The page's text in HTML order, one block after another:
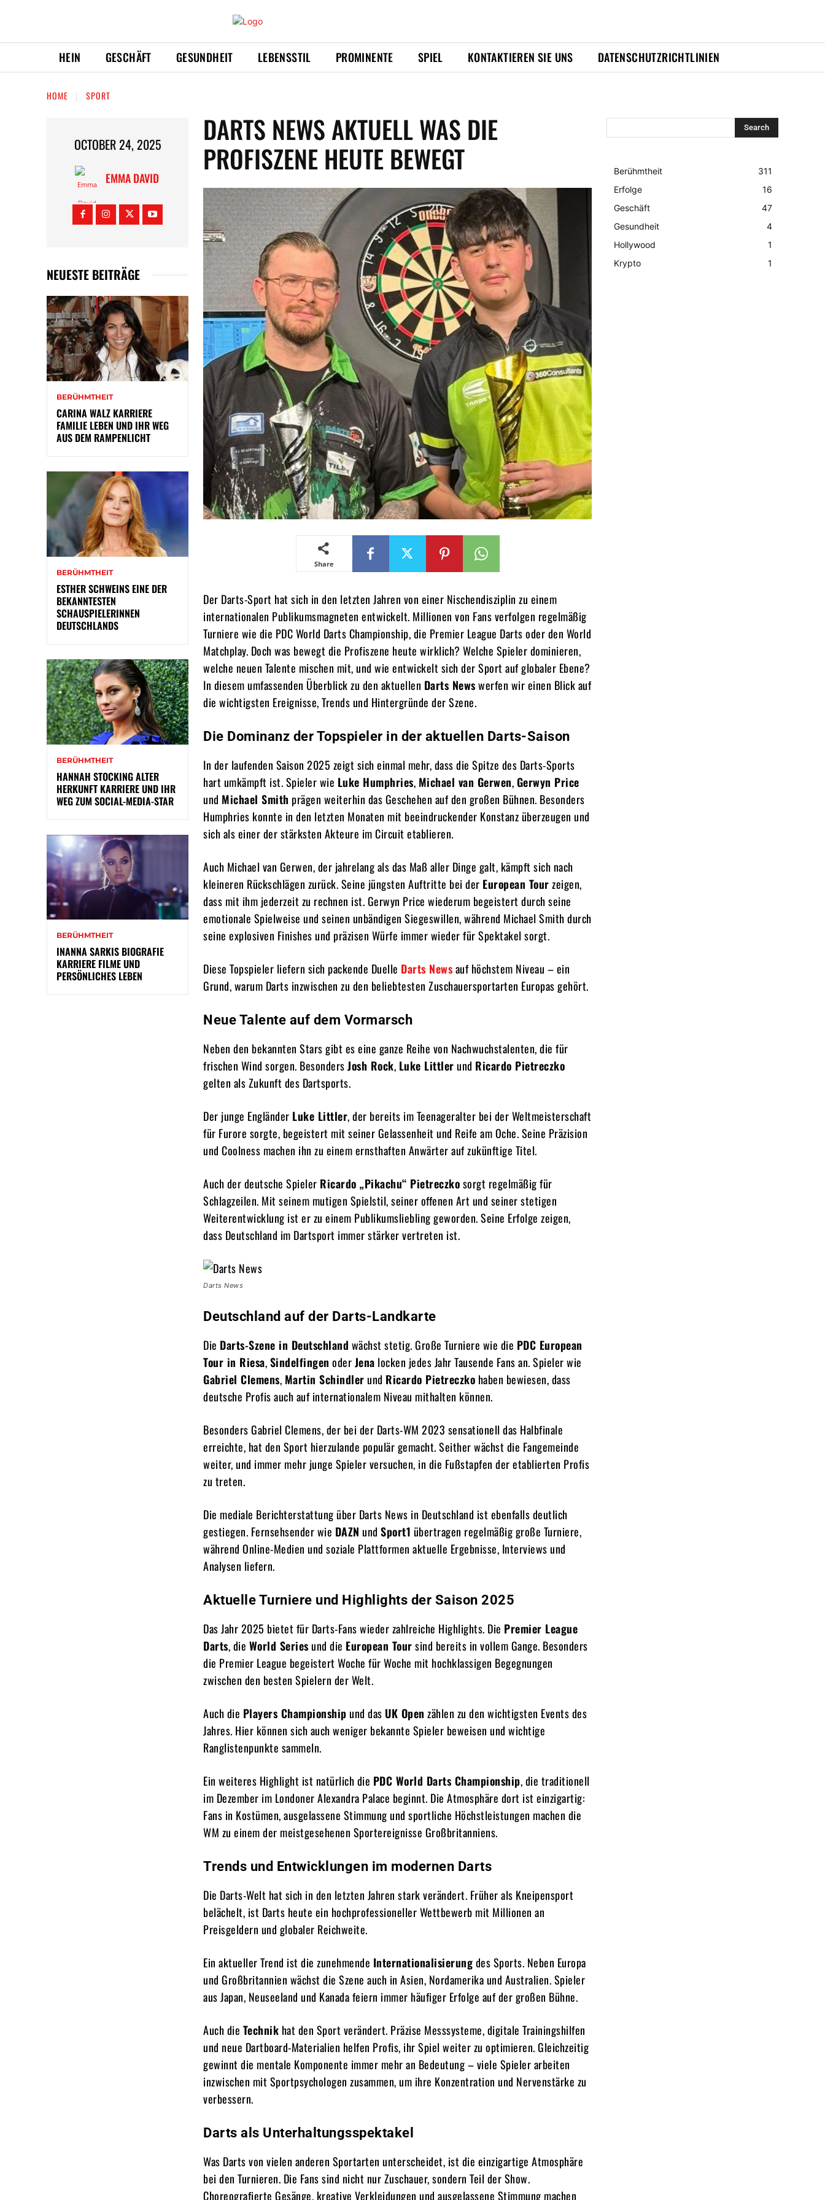
HEIN GESCHÄFT GESUNDHEIT LEBENSSTIL PROMINENTE SPIEL KONTAKTIEREN SIE UNS DATENSCHUTZRICHTLINIEN
HOME SPORT
OCTOBER 24, 2025
EMMA DAVID
NEUESTE BEITRÄGE
BERÜHMTHEIT
CARINA WALZ KARRIERE
FAMILIE LEBEN UND IHR WEG
AUS DEM RAMPENLICHT
BERÜHMTHEIT
ESTHER SCHWEINS EINE DER
BEKANNTESTEN
SCHAUSPIELERINNEN
DEUTSCHLANDS
BERÜHMTHEIT
HANNAH STOCKING ALTER
HERKUNFT KARRIERE UND IHR
WEG ZUM SOCIAL-MEDIA-STAR
BERÜHMTHEIT
INANNA SARKIS BIOGRAFIE
KARRIERE FILME UND
PERSÖNLICHES LEBEN
DARTS NEWS AKTUELL WAS DIE
PROFISZENE HEUTE BEWEGT
Share
Der Darts-Sport hat sich in den letzten Jahren von einer Nischendisziplin zu einem
internationalen Publikumsmagneten entwickelt. Millionen von Fans verfolgen regelmäßig
Turniere wie die PDC World Darts Championship, die Premier League Darts oder den World
Matchplay. Doch was bewegt die Profiszene heute wirklich? Welche Spieler dominieren,
welche neuen Talente mischen mit, und wie entwickelt sich der Sport auf globaler Ebene?
In diesem umfassenden Überblick zu den aktuellen Darts Newswerfen wir einen Blick auf
die wichtigsten Ereignisse, Trends und Hintergründe der Szene.
Die Dominanz der Topspieler in der aktuellen Darts-Saison
In der laufenden Saison 2025 zeigt sich einmal mehr, dass die Spitze des Darts-Sports
hart umkämpft ist. Spieler wie Luke Humphries, Michael van Gerwen,Gerwyn Price
und Michael Smith prägen weiterhin das Geschehen auf den großen Bühnen. Besonders
Humphries konnte in den letzten Monaten mit beeindruckender Konstanz überzeugen und
sich als einer der stärksten Akteure im Circuit etablieren.
Auch Michael van Gerwen, der jahrelang als das Maß aller Dinge galt, kämpft sich nach
kleineren Rückschlägen zurück. Seine jüngsten Auftritte bei der European Tourzeigen,
dass mit ihm jederzeit zu rechnen ist. Gerwyn Price wiederum begeistert durch seine
emotionale Spielweise und seinen unbändigen Siegeswillen, während Michael Smith durch
seine explosiven Finishes und präzisen Würfe immer wieder für Spektakel sorgt.
Diese Topspieler liefern sich packende Duelle Darts Newsauf höchstem Niveau – ein
Grund, warum Darts inzwischen zu den beliebtesten Zuschauersportarten Europas gehört.
Neue Talente auf dem Vormarsch
Neben den bekannten Stars gibt es eine ganze Reihe von Nachwuchstalenten, die für
frischen Wind sorgen. BesondersJosh Rock, Luke Littlerund Ricardo Pietreczko
gelten als Zukunft des Dartsports.
Der junge Engländer Luke Littler, der bereits im Teenageralter bei der Weltmeisterschaft
für Furore sorgte, begeistert mit seiner Gelassenheit und Reife am Oche. Seine Präzision
und Coolness machen ihn zu einem ernsthaften Anwärter auf zukünftige Titel.
Auch der deutsche Spieler Ricardo „Pikachu“ Pietreczkosorgt regelmäßig für
Schlagzeilen. Mit seinem mutigen Spielstil, seiner offenen Art und seiner stetigen
Weiterentwicklung ist er zu einem Publikumsliebling geworden. Seine Erfolge zeigen,
dass Deutschland im Dartsport immer stärker vertreten ist.
Darts News
Deutschland auf der Darts-Landkarte
Die Darts-Szene in Deutschland wächst stetig. Große Turniere wie die PDC European
Tour in Riesa,Sindelfingen oderJena locken jedes Jahr Tausende Fans an. Spieler wie
Gabriel Clemens, Martin Schindlerund Ricardo Pietreczko haben bewiesen, dass
deutsche Profis auch auf internationalem Niveau mithalten können.
Besonders Gabriel Clemens, der bei der Darts-WM 2023 sensationell das Halbfinale
erreichte, hat den Sport hierzulande populär gemacht. Seither wächst die Fangemeinde
weiter, und immer mehr junge Spieler versuchen, in die Fußstapfen der etablierten Profis
zu treten.
Die mediale Berichterstattung über Darts News in Deutschland ist ebenfalls deutlich
gestiegen. Fernsehsender wie DAZN undSport1 übertragen regelmäßig große Turniere,
während Online-Medien und soziale Plattformen aktuelle Ergebnisse, Interviews und
Analysen liefern.
Aktuelle Turniere und Highlights der Saison 2025
Das Jahr 2025 bietet für Darts-Fans wieder zahlreiche Highlights. Die Premier League
Darts, die World Seriesund die European Toursind bereits in vollem Gange. Besonders
die Premier League begeistert Woche für Woche mit hochklassigen Begegnungen
zwischen den besten Spielern der Welt.
Auch die Players Championshipund das UK Open zählen zu den wichtigsten Events des
Jahres. Hier können sich auch weniger bekannte Spieler beweisen und wichtige
Ranglistenpunkte sammeln.
Ein weiteres Highlight ist natürlich die PDC World Darts Championship, die traditionell
im Dezember im Londoner Alexandra Palace beginnt. Die Atmosphäre dort ist einzigartig:
Fans in Kostümen, ausgelassene Stimmung und sportliche Höchstleistungen machen die
WM zu einem der meistgesehenen Sportereignisse Großbritanniens.
Trends und Entwicklungen im modernen Darts
Die Darts-Welt hat sich in den letzten Jahren stark verändert. Früher als Kneipensport
belächelt, ist Darts heute ein hochprofessioneller Wettbewerb mit Millionen an
Preisgeldern und globaler Reichweite.
Ein aktueller Trend ist die zunehmende Internationalisierungdes Sports. Neben Europa
und Großbritannien wächst die Szene auch in Asien, Nordamerika und Australien. Spieler
aus Japan, Neuseeland und Kanada feiern immer häufiger Erfolge auf der großen Bühne.
Auch die Technik hat den Sport verändert. Präzise Messsysteme, digitale Trainingshilfen
und neue Dartboard-Materialien helfen Profis, ihr Spiel weiter zu optimieren. Gleichzeitig
gewinnt die mentale Komponente immer mehr an Bedeutung – viele Spieler arbeiten
inzwischen mit Sportpsychologen zusammen, um ihre Konzentration und Nervenstärke zu
verbessern.
Darts als Unterhaltungsspektakel
Was Darts von vielen anderen Sportarten unterscheidet, ist die einzigartige Atmosphäre
bei den Turnieren. Die Fans sind nicht nur Zuschauer, sondern Teil der Show.
Choreografierte Gesänge, kreative Verkleidungen und ausgelassene Stimmung machen
Search
Berühmtheit
311
Erfolge
16
Geschäft
47
Gesundheit
4
Hollywood
1
Krypto
1